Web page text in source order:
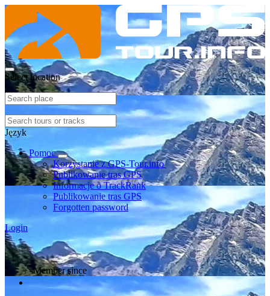
Select location
Język
Pomoc
Korzystanie z GPS-Tour.info
Publikowanie tras GPS
Informacje o TrackRank
Publikowanie tras GPS
Forgotten password
Login
Member since